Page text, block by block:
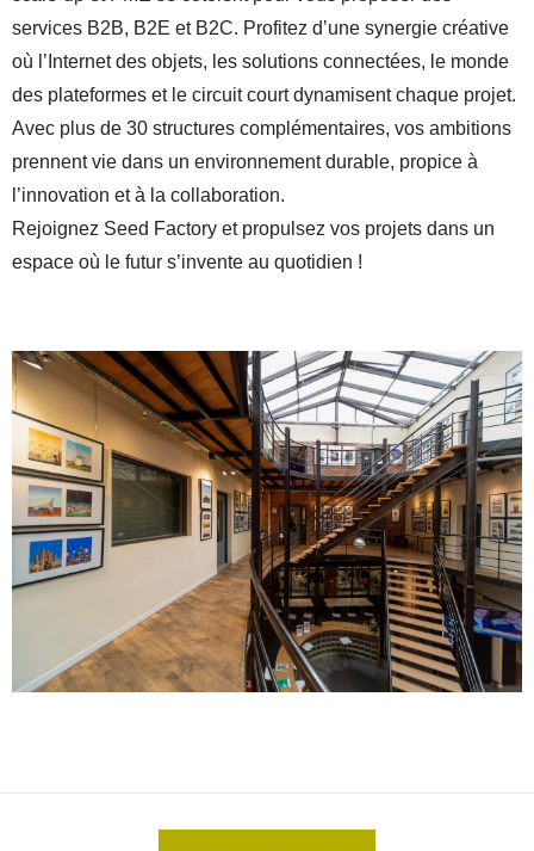
services B2B, B2E et B2C. Profitez d’une synergie créative
où l’Internet des objets, les solutions connectées, le monde
des plateformes et le circuit court dynamisent chaque projet.
Avec plus de 30 structures complémentaires, vos ambitions
prennent vie dans un environnement durable, propice à
l’innovation et à la collaboration.
Rejoignez Seed Factory et propulsez vos projets dans un
espace où le futur s’invente au quotidien !